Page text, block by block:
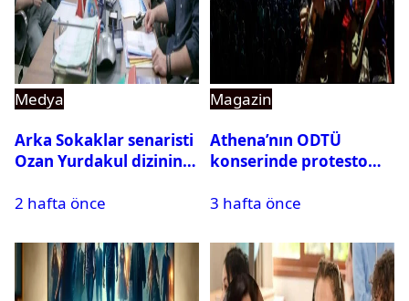
Medya
Arka Sokaklar senaristi
Ozan Yurdakul dizinin
2 hafta önce
Magazin
Athena’nın ODTÜ
konserinde protesto
3 hafta önce